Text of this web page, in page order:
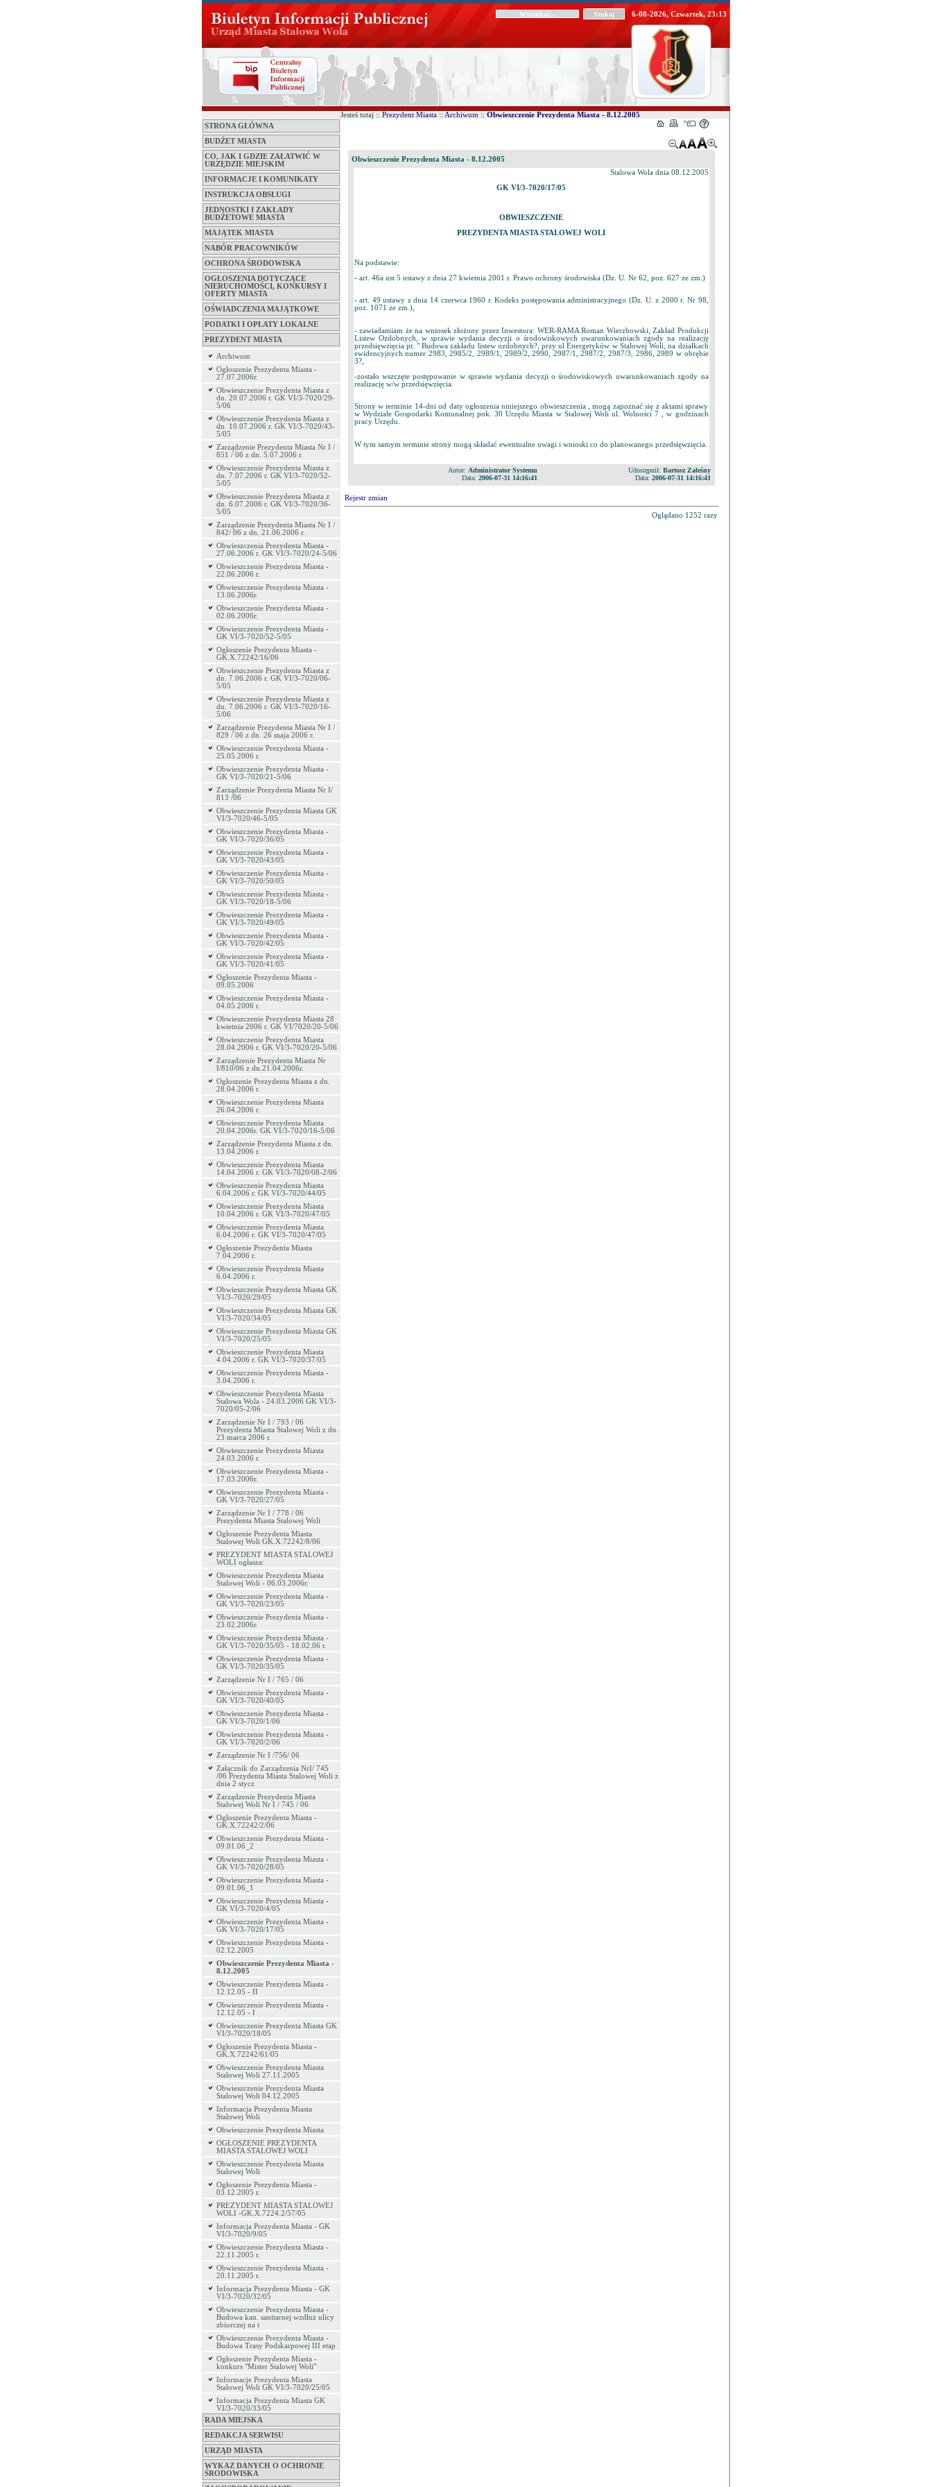
6-08-2026, Czwartek, 23:13
STRONA GŁÓWNA
BUDŻET MIASTA
CO, JAK I GDZIE ZAŁATWIĆ W
URZĘDZIE MIEJSKIM
INFORMACJE I KOMUNIKATY
INSTRUKCJA OBSŁUGI
JEDNOSTKI I ZAKŁADY
BUDŻETOWE MIASTA
MAJĄTEK MIASTA
NABÓR PRACOWNIKÓW
OCHRONA ŚRODOWISKA
OGŁOSZENIA DOTYCZĄCE
NIERUCHOMOŚCI, KONKURSY I
OFERTY MIASTA
OŚWIADCZENIA MAJĄTKOWE
PODATKI I OPŁATY LOKALNE
PREZYDENT MIASTA
Archiwum
Ogłoszenie Prezydenta Miasta -
27.07.2006r.
Obwieszczenie Prezydenta Miasta z
dn. 20.07.2006 r. GK VI/3-7020/29-
5/06
Obwieszczenie Prezydenta Miasta z
dn. 10.07.2006 r. GK VI/3-7020/43-
5/05
Zarządzenie Prezydenta Miasta Nr I /
851 / 06 z dn. 5.07.2006 r.
Obwieszczenie Prezydenta Miasta z
dn. 7.07.2006 r. GK VI/3-7020/52-
5/05
Obwieszczenie Prezydenta Miasta z
dn. 6.07.2006 r. GK VI/3-7020/36-
5/05
Zarządzenie Prezydenta Miasta Nr I /
842/ 06 z dn. 21.06.2006 r.
Obwieszczenia Prezydenta Miasta -
27.06.2006 r. GK VI/3-7020/24-5/06
Obwieszczenie Prezydenta Miasta -
22.06.2006 r.
Obwieszczenie Prezydenta Miasta -
13.06.2006r.
Obwieszczenie Prezydenta Miasta -
02.06.2006r.
Obwieszczenie Prezydenta Miasta -
GK VI/3-7020/52-5/05
Ogłoszenie Prezydenta Miasta -
GK.X.72242/16/06
Obwieszczenie Prezydenta Miasta z
dn. 7.06.2006 r. GK VI/3-7020/06-
5/05
Obwieszczenie Prezydenta Miasta z
dn. 7.06.2006 r. GK VI/3-7020/16-
5/06
Zarządzenie Prezydenta Miasta Nr I /
829 / 06 z dn. 26 maja 2006 r.
Obwieszczenie Prezydenta Miasta -
25.05.2006 r.
Obwieszczenie Prezydenta Miasta -
GK VI/3-7020/21-5/06
Zarządzenie Prezydenta Miasta Nr I/
813 /06
Obwieszczenie Prezydenta Miasta GK
VI/3-7020/46-5/05
Obwieszczenie Prezydenta Miasta -
GK VI/3-7020/36/05
Obwieszczenie Prezydenta Miasta -
GK VI/3-7020/43/05
Obwieszczenie Prezydenta Miasta -
GK VI/3-7020/50/05
Obwieszczenie Prezydenta Miasta -
GK VI/3-7020/18-5/06
Obwieszczenie Prezydenta Miasta -
GK VI/3-7020/49/05
Obwieszczenie Prezydenta Miasta -
GK VI/3-7020/42/05
Obwieszczenie Prezydenta Miasta -
GK VI/3-7020/41/05
Ogłoszenie Prezydenta Miasta -
09.05.2006
Obwieszczenie Prezydenta Miasta -
04.05.2006 r.
Obwieszczenie Prezydenta Miasta 28
kwietnia 2006 r. GK VI/7020/20-5/06
Obwieszczenie Prezydenta Miasta
28.04.2006 r. GK VI/3-7020/20-5/06
Zarządzenie Prezydenta Miasta Nr
I/810/06 z dn.21.04.2006r.
Ogłoszenie Prezydenta Miasta z dn.
28.04.2006 r.
Obwieszczenie Prezydenta Miasta
26.04.2006 r.
Obwieszczenie Prezydenta Miasta
20.04.2006r. GK VI/3-7020/16-5/06
Zarządzenie Prezydenta Miasta z dn.
13.04.2006 r.
Obwieszczenie Prezydenta Miasta
14.04.2006 r. GK VI/3-7020/08-2/06
Obwieszczenie Prezydenta Miasta
6.04.2006 r. GK VI/3-7020/44/05
Obwieszczenie Prezydenta Miasta
10.04.2006 r. GK VI/3-7020/47/05
Obwieszczenie Prezydenta Miasta
6.04.2006 r. GK VI/3-7020/47/05
Ogłoszenie Prezydenta Miasta
7.04.2006 r.
Obwieszczenie Prezydenta Miasta
6.04.2006 r.
Obwieszczenie Prezydenta Miasta GK
VI/3-7020/29/05
Obwieszczenie Prezydenta Miasta GK
VI/3-7020/34/05
Obwieszczenie Prezydenta Miasta GK
VI/3-7020/25/05
Obwieszczenie Prezydenta Miasta
4.04.2006 r. GK VI/3-7020/37/05
Obwieszczenie Prezydenta Miasta -
3.04.2006 r.
Obwieszczenie Prezydenta Miasta
Stalowa Wola - 24.03.2006 GK VI/3-
7020/05-2/06
Zarządzenie Nr I / 793 / 06
Prezydenta Miasta Stalowej Woli z dn.
23 marca 2006 r.
Obwieszczenie Prezydenta Miasta
24.03.2006 r.
Obwieszczenie Prezydenta Miasta -
17.03.2006r.
Obwieszczenie Prezydenta Miasta -
GK VI/3-7020/27/05
Zarządzenie Nr I / 778 / 06
Prezydenta Miasta Stalowej Woli
Ogłoszenie Prezydenta Miasta
Stalowej Woli GK.X.72242/8/06
PREZYDENT MIASTA STALOWEJ
WOLI ogłasza:
Obwieszczenie Prezydenta Miasta
Stalowej Woli - 06.03.2006r.
Obwieszczenie Prezydenta Miasta -
GK VI/3-7020/23/05
Obwieszczenie Prezydenta Miasta -
23.02.2006r.
Obwieszczenie Prezydenta Miasta -
GK VI/3-7020/35/05 - 18.02.06 r.
Obwieszczenie Prezydenta Miasta -
GK VI/3-7020/35/05
Zarządzenie Nr I / 765 / 06
Obwieszczenie Prezydenta Miasta -
GK VI/3-7020/40/05
Obwieszczenie Prezydenta Miasta -
GK VI/3-7020/1/06
Obwieszczenie Prezydenta Miasta -
GK VI/3-7020/2/06
Zarządzenie Nr I /756/ 06
Załącznik do Zarządzenia NrI/ 745
/06 Prezydenta Miasta Stalowej Woli z
dnia 2 stycz
Zarządzenie Prezydenta Miasta
Stalowej Woli Nr I / 745 / 06
Ogłoszenie Prezydenta Miasta -
GK.X.72242/2/06
Obwieszczenie Prezydenta Miasta -
09.01.06_2
Obwieszczenie Prezydenta Miasta -
GK VI/3-7020/28/05
Obwieszczenie Prezydenta Miasta -
09.01.06_1
Obwieszczenie Prezydenta Miasta -
GK VI/3-7020/4/05
Obwieszczenie Prezydenta Miasta -
GK VI/3-7020/17/05
Obwieszczenie Prezydenta Miasta -
02.12.2005
Obwieszczenie Prezydenta Miasta -
8.12.2005
Obwieszczenie Prezydenta Miasta -
12.12.05 - II
Obwieszczenie Prezydenta Miasta -
12.12.05 - I
Obwieszczenie Prezydenta Miasta GK
VI/3-7020/18/05
Ogłoszenie Prezydenta Miasta -
GK.X.72242/61/05
Obwieszczenie Prezydenta Miasta
Stalowej Woli 27.11.2005
Obwieszczenie Prezydenta Miasta
Stalowej Woli 04.12.2005
Informacja Prezydenta Miasta
Stalowej Woli
Obwieszczenie Prezydenta Miasta
OGŁOSZENIE PREZYDENTA
MIASTA STALOWEJ WOLI
Obwieszczenie Prezydenta Miasta
Stalowej Woli
Ogłoszenie Prezydenta Miasta -
03.12.2005 r.
PREZYDENT MIASTA STALOWEJ
WOLI -GK.X.7224.2/57/05
Informacja Prezydenta Miasta - GK
VI/3-7020/9/05
Obwieszczenie Prezydenta Miasta -
22.11.2005 r.
Obwieszczenie Prezydenta Miasta -
20.11.2005 r.
Informacja Prezydenta Miasta - GK
VI/3-7020/32/05
Obwieszczenie Prezydenta Miasta -
Budowa kan. sanitarnej wzdłuż ulicy
zbiorczej na t
Obwieszczenie Prezydenta Miasta -
Budowa Trasy Podskarpowej III etap
Ogłoszenie Prezydenta Miasta -
konkurs "Mister Stalowej Woli"
Informacje Prezydenta Miasta
Stalowej Woli GK VI/3-7020/25/05
Informacja Prezydenta Miasta GK
VI/3-7020/33/05
RADA MIEJSKA
REDAKCJA SERWISU
URZĄD MIASTA
WYKAZ DANYCH O OCHRONIE
ŚRODOWISKA
Jesteś tutaj :: Prezydent Miasta :: Archiwum :: Obwieszczenie Prezydenta Miasta - 8.12.2005
Obwieszczenie Prezydenta Miasta - 8.12.2005
Stalowa Wola dnia 08.12.2005
GK VI/3-7020/17/05
OBWIESZCZENIE
PREZYDENTA MIASTA STALOWEJ WOLI
Na podstawie:
- art. 46a ust 5 ustawy z dnia 27 kwietnia 2001 r. Prawo ochrony środowiska (Dz. U. Nr 62, poz. 627 ze zm.)
- art. 49 ustawy z dnia 14 czerwca 1960 r. Kodeks postępowania administracyjnego (Dz. U. z 2000 r. Nr 98,
poz. 1071 ze zm.),
- zawiadamiam że na wniosek złożony przez Inwestora: WER-RAMA Roman Wierzbowski, Zakład Produkcji
Listew Ozdobnych, w sprawie wydania decyzji o środowiskowych uwarunkowaniach zgody na realizację
przedsięwzięcia pt. " Budowa zakładu listew ozdobnych?, przy ul Energetyków w Stalowej Woli, na działkach
ewidencyjnych numer 2983, 2985/2, 2989/1, 2989/2, 2990, 2987/1, 2987/2, 2987/3, 2986, 2989 w obrębie
3?,
-zostało wszczęte postępowanie w sprawie wydania decyzji o środowiskowych uwarunkowaniach zgody na
realizację w/w przedsięwzięcia.
Strony w terminie 14-dni od daty ogłoszenia niniejszego obwieszczenia , mogą zapoznać się z aktami sprawy
w Wydziale Gospodarki Komunalnej pok. 30 Urzędu Miasta w Stalowej Woli ul. Wolności 7 , w godzinach
pracy Urzędu.
W tym samym terminie strony mogą składać ewentualne uwagi i wnioski co do planowanego przedsięwzięcia.
Autor: Administrator Systemu
Data: 2006-07-31 14:16:41
Udostępnił: Bartosz Zaleśny
Data: 2006-07-31 14:16:41
Rejestr zmian
Oglądano 1252 razy